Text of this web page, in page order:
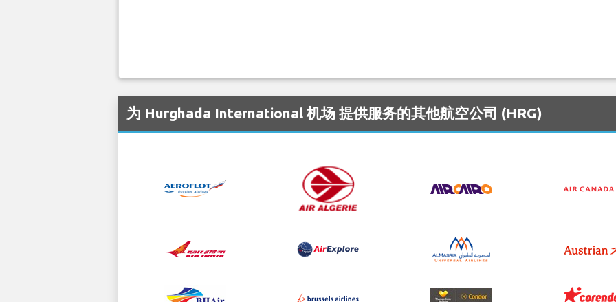
为 Hurghada International 机场 提供服务的其他航空公司 (HRG)